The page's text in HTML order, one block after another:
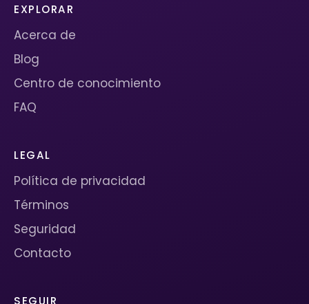
EXPLORAR
Acerca de
Blog
Centro de conocimiento
FAQ
LEGAL
Política de privacidad
Términos
Seguridad
Contacto